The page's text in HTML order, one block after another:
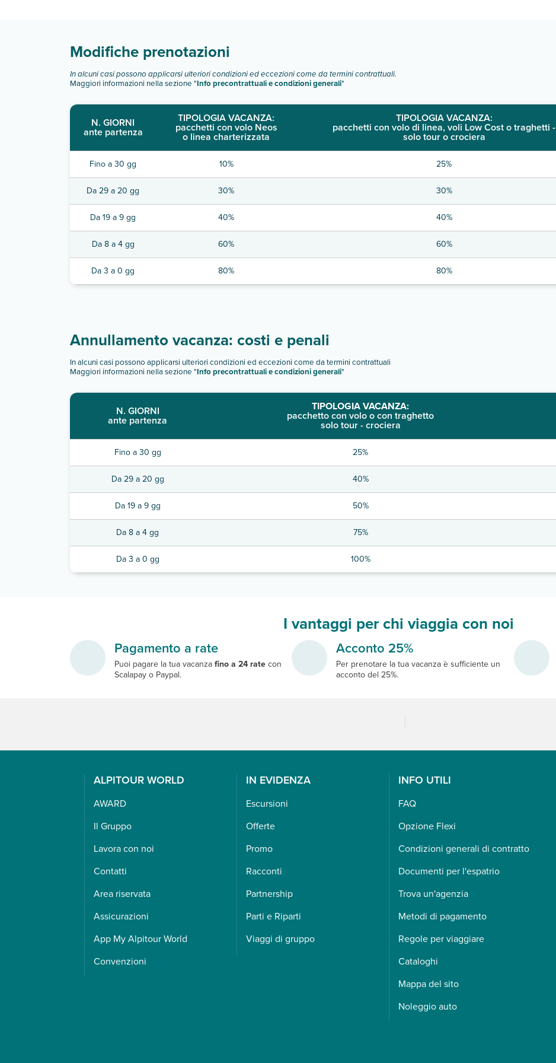
Modifiche prenotazioni
In alcuni casi possono applicarsi ulteriori condizioni ed eccezioni come da termini contrattuali.
Maggiori informazioni nella sezione "Info precontrattuali e condizioni generali"
N. GIORNI
ante partenza
TIPOLOGIA VACANZA:
pacchetti con volo Neos
o linea charterizzata
TIPOLOGIA VACANZA:
pacchetti con volo di linea, voli Low Cost o traghetti -
solo tour o crociera
Fino a 30 gg 10% 25%
Da 29 a 20 gg 30% 30%
Da 19 a 9 gg 40% 40%
Da 8 a 4 gg 60% 60%
Da 3 a 0 gg 80% 80%
Annullamento vacanza: costi e penali
In alcuni casi possono applicarsi ulteriori condizioni ed eccezioni come da termini contrattuali
Maggiori informazioni nella sezione "Info precontrattuali e condizioni generali"
N. GIORNI
ante partenza
TIPOLOGIA VACANZA:
pacchetto con volo o con traghetto
solo tour - crociera
Fino a 30 gg 25%
Da 29 a 20 gg 40%
Da 19 a 9 gg 50%
Da 8 a 4 gg 75%
Da 3 a 0 gg 100%
I vantaggi per chi viaggia con noi
Pagamento a rate
Puoi pagare la tua vacanzafino a 24 ratecon
Scalapay o Paypal.
Acconto 25%
Per prenotare la tua vacanza è sufficiente un
acconto del 25%.
ALPITOUR WORLD
AWARD
Il Gruppo
Lavora con noi
Contatti
Area riservata
Assicurazioni
App My Alpitour World
Convenzioni
IN EVIDENZA
Escursioni
Offerte
Promo
Racconti
Partnership
Parti e Riparti
Viaggi di gruppo
INFO UTILI
FAQ
Opzione Flexi
Condizioni generali di contratto
Documenti per l'espatrio
Trova un'agenzia
Metodi di pagamento
Regole per viaggiare
Cataloghi
Mappa del sito
Noleggio auto